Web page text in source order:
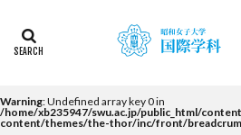
Warning: Undefined array key 0 in
/home/xb235947/swu.ac.jp/public_html/
content/themes/the-thor/inc/front/
2022 2023 2024